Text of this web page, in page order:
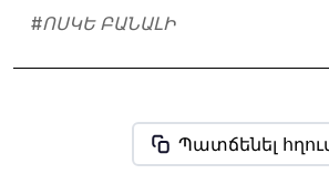
#ՈՍԿԵ ԲԱՆԱԼԻ
Պատճենել